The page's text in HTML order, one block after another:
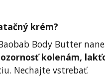
krém?
Body Butter
kolenám,
Nechajte vstrebať.